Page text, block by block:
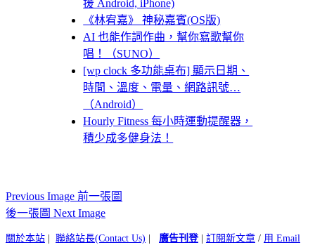
援 Android, iPhone)
《林宥嘉》 神秘嘉賓(OS版)
AI 也能作詞作曲，幫你寫歌幫你
唱！（SUNO）
[wp clock 多功能桌布] 顯示日期、
時間、溫度、電量、網路訊號…
（Android）
Hourly Fitness 每小時運動提醒器，
積少成多健身法！
Previous Image 前一張圖
後一張圖 Next Image
關於本站 聯絡站長(Contact Us) 廣告刊登| 訂閱新文章 / 用 Email